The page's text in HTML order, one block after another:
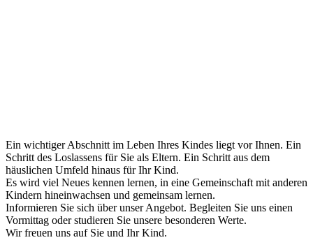
Ein wichtiger Abschnitt im Leben Ihres Kindes liegt vor Ihnen. Ein
Schritt des Loslassens für Sie als Eltern. Ein Schritt aus dem
häuslichen Umfeld hinaus für Ihr Kind.
Es wird viel Neues kennen lernen, in eine Gemeinschaft mit anderen
Kindern hineinwachsen und gemeinsam lernen.
Informieren Sie sich über unser Angebot. Begleiten Sie uns einen
Vormittag oder studieren Sie unsere besonderen Werte.
Wir freuen uns auf Sie und Ihr Kind.